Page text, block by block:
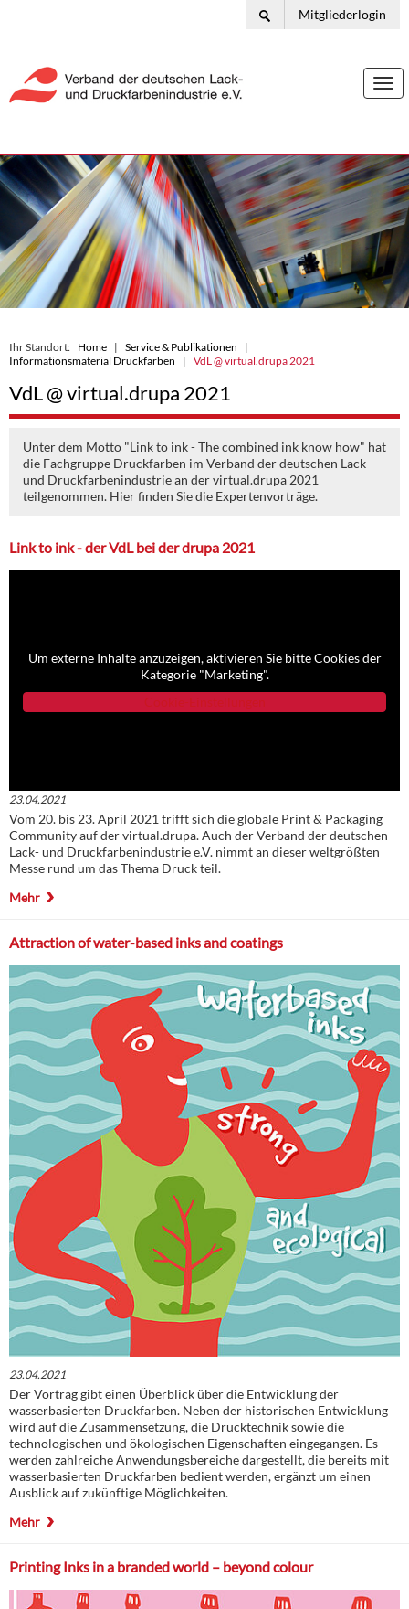
Mitgliederlogin
Ihr Standort: Home
Service & Publikationen
Informationsmaterial Druckfarben
VdL @ virtual.drupa 2021
VdL @ virtual.drupa 2021
Unter dem Motto "Link to ink - The combined ink know how" hat
die Fachgruppe Druckfarben im Verband der deutschen Lack-
und Druckfarbenindustrie an der virtual.drupa 2021
teilgenommen. Hier finden Sie die Expertenvorträge.
Link to ink - der VdL bei der drupa 2021
Um externe Inhalte anzuzeigen, aktivieren Sie bitte Cookies der
Kategorie "Marketing".
23.04.2021
Vom 20. bis 23. April 2021 trifft sich die globale Print & Packaging
Community auf der virtual.drupa. Auch der Verband der deutschen
Lack- und Druckfarbenindustrie e.V. nimmt an dieser weltgrößten
Messe rund um das Thema Druck teil.
Mehr
Attraction of water-based inks and coatings
23.04.2021
Der Vortrag gibt einen Überblick über die Entwicklung der
wasserbasierten Druckfarben. Neben der historischen Entwicklung
wird auf die Zusammensetzung, die Drucktechnik sowie die
technologischen und ökologischen Eigenschaften eingegangen. Es
werden zahlreiche Anwendungsbereiche dargestellt, die bereits mit
wasserbasierten Druckfarben bedient werden, ergänzt um einen
Ausblick auf zukünftige Möglichkeiten.
Mehr
Printing Inks in a branded world – beyond colour